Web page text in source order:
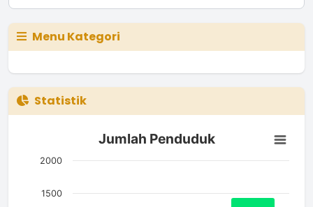
Menu Kategori
Statistik
Jumlah Penduduk
Bar chart with 3 bars.
The chart has 1 X axis displaying categories.
Jumlah Penduduk
1500
2000